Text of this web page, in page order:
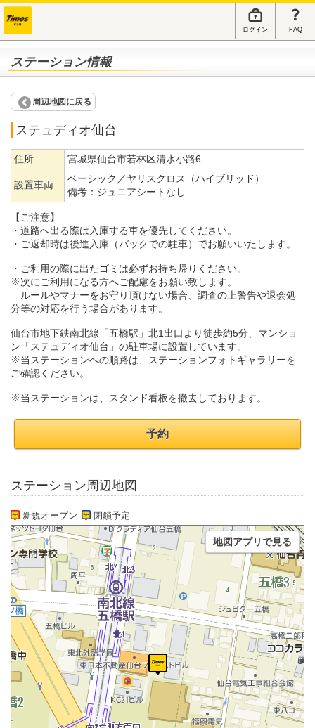
ログイン FAQ
ステーション情報
周辺地図に戻る
ステュディオ仙台
住所 宮城県仙台市若林区清水小路6
設置車両
ベーシック／ヤリスクロス（ハイブリッド）
備考： ジュニアシートなし
【ご注意】
・道路へ出る際は入庫する車を優先してください。
・ご返却時は後進入庫（バックでの駐車）でお願いいたします。
・ご利用の際に出たゴミは必ずお持ち帰りください。
※次にご利用になる方へご配慮をお願い致します。
ルールやマナーをお守り頂けない場合、調査の上警告や退会処
分等の対応を行う場合があります。
仙台市地下鉄南北線「五橋駅」北1出口より徒歩約5分、マンショ
ン「ステュディオ仙台」の駐車場に設置しています。
※当ステーションへの順路は、ステーションフォトギャラリーを
ご確認ください。
※当ステーションは、スタンド看板を撤去しております。
予約
ステーション周辺地図
新規オープン 閉鎖予定
地図アプリで見る